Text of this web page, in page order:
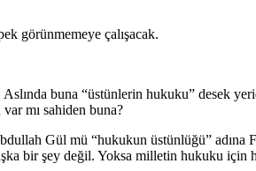
görünmemeye çalışacak.
buna “üstünlerin hukuku” desek
mı sahiden buna?
Gül mü “hukukun üstünlüğü” adına
bir şey değil. Yoksa milletin hukuku için